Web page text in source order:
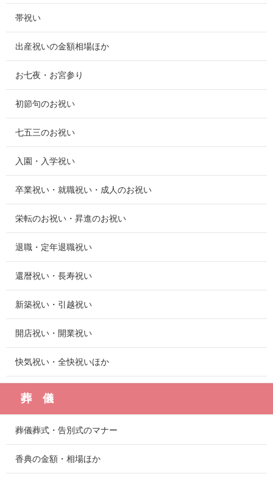
帯祝い
出産祝いの金額相場ほか
お七夜・お宮参り
初節句のお祝い
七五三のお祝い
入園・入学祝い
卒業祝い・就職祝い・成人のお祝い
栄転のお祝い・昇進のお祝い
退職・定年退職祝い
還暦祝い・長寿祝い
新築祝い・引越祝い
開店祝い・開業祝い
快気祝い・全快祝いほか
葬 儀
葬儀葬式・告別式のマナー
香典の金額・相場ほか